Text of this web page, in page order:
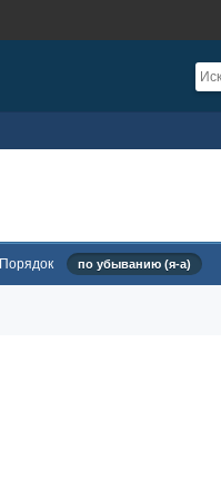
Порядок по убыванию (я-а)